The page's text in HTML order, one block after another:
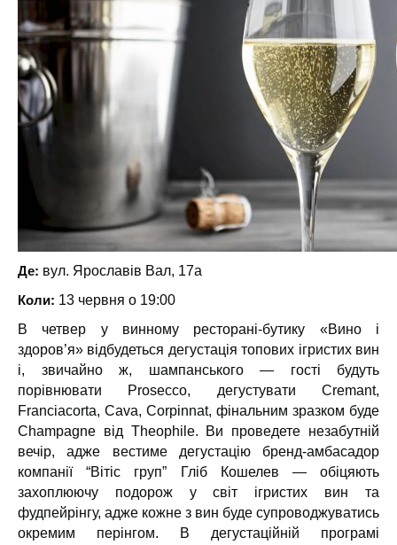
Де: вул. Ярославів Вал, 17а
Коли: 13 червня о 19:00
В четвер у винному ресторані-бутику «Вино і
здоров’я» відбудеться дегустація топових ігристих вин
і, звичайно ж, шампанського — гості будуть
порівнювати Prosecco, дегустувати Cremant,
Franciacorta, Cava, Corpinnat, фінальним зразком буде
Champagne від Theophile. Ви проведете незабутній
вечір, адже вестиме дегустацію бренд-амбасадор
компанії “Вітіс груп” Гліб Кошелев — обіцяють
захоплюючу подорож у світ ігристих вин та
фудпейрінгу, адже кожне з вин буде супроводжуватись
окремим перінгом. В дегустаційній програмі